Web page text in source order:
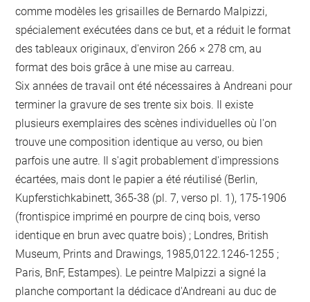
comme modèles les grisailles de Bernardo Malpizzi,
spécialement exécutées dans ce but, et a réduit le format
des tableaux originaux, d'environ 266 × 278 cm, au
format des bois grâce à une mise au carreau.
Six années de travail ont été nécessaires à Andreani pour
terminer la gravure de ses trente six bois. Il existe
plusieurs exemplaires des scènes individuelles où l'on
trouve une composition identique au verso, ou bien
parfois une autre. Il s'agit probablement d'impressions
écartées, mais dont le papier a été réutilisé (Berlin,
Kupferstichkabinett, 365-38 (pl. 7, verso pl. 1), 175-1906
(frontispice imprimé en pourpre de cinq bois, verso
identique en brun avec quatre bois) ; Londres, British
Museum, Prints and Drawings, 1985,0122.1246-1255 ;
Paris, BnF, Estampes). Le peintre Malpizzi a signé la
planche comportant la dédicace d'Andreani au duc de